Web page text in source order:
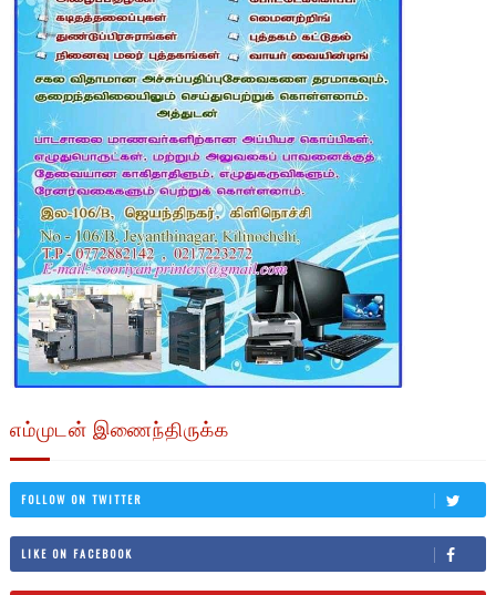
எம்முடன் இணைந்திருக்க
FOLLOW ON TWITTER
LIKE ON FACEBOOK